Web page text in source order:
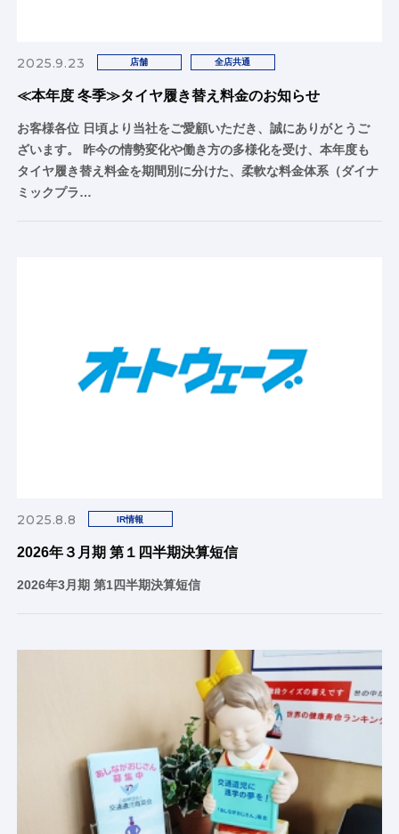
2025.9.23 店舗 全店共通
≪本年度 冬季≫タイヤ履き替え料金のお知らせ
お客様各位 日頃より当社をご愛顧いただき、誠にありがとうご
ざいます。 昨今の情勢変化や働き方の多様化を受け、本年度も
タイヤ履き替え料金を期間別に分けた、柔軟な料金体系（ダイナ
ミックプラ…
2025.8.8 IR情報
2026年３月期 第１四半期決算短信
2026年3月期 第1四半期決算短信